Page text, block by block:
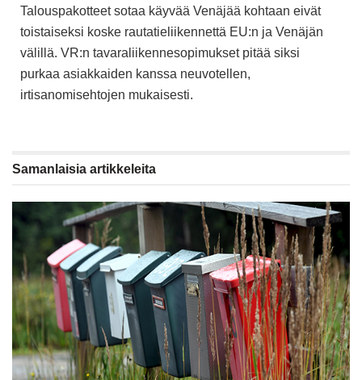
Talouspakotteet sotaa käyvää Venäjää kohtaan eivät
toistaiseksi koske rautatieliikennettä EU:n ja Venäjän
välillä. VR:n tavaraliikennesopimukset pitää siksi
purkaa asiakkaiden kanssa neuvotellen,
irtisanomisehtojen mukaisesti.
Samanlaisia artikkeleita